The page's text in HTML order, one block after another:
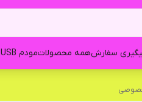
سفارشهمه محصولاتمودم 3G USB زد تی ای مدل MF180